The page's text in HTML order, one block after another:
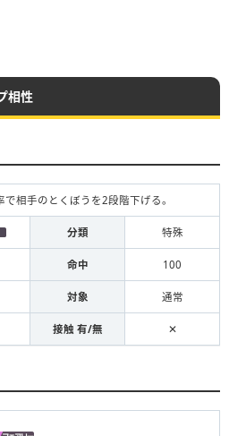
相性
で相手のとくぼうを2段階下げる。
分類 特殊
命中 100
対象 通常
接触 有/無 ✕